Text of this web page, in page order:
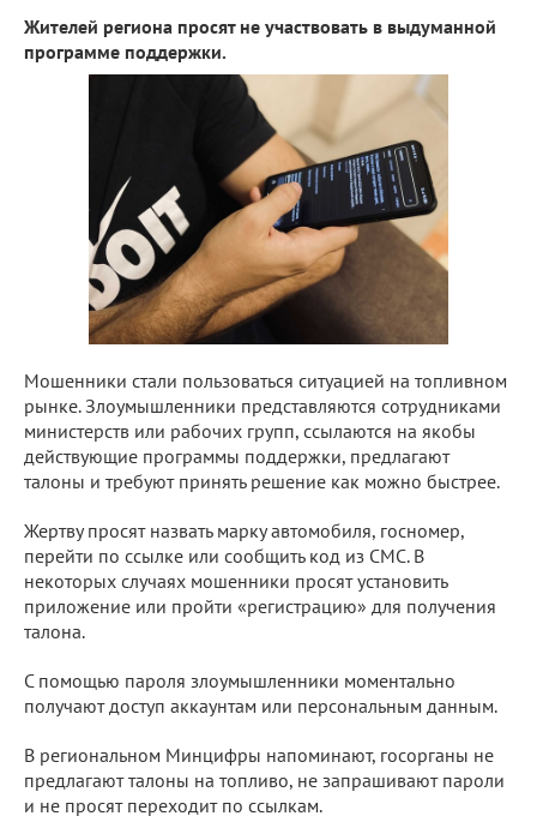
Жителей региона просят не участвовать в выдуманной
программе поддержки.
Мошенники стали пользоваться ситуацией на топливном
рынке. Злоумышленники представляются сотрудниками
министерств или рабочих групп, ссылаются на якобы
действующие программы поддержки, предлагают
талоны и требуют принять решение как можно быстрее.
Жертву просят назвать марку автомобиля, госномер,
перейти по ссылке или сообщить код из СМС. В
некоторых случаях мошенники просят установить
приложение или пройти «регистрацию» для получения
талона.
С помощью пароля злоумышленники моментально
получают доступ аккаунтам или персональным данным.
В региональном Минцифры напоминают, госорганы не
предлагают талоны на топливо, не запрашивают пароли
и не просят переходит по ссылкам.